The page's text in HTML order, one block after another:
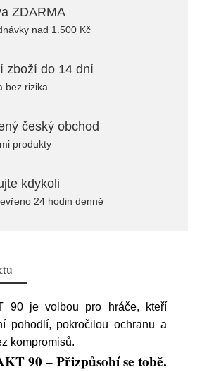
ZDARMA
nad 1.500 Kč
zboží do 14 dní
bez rizika
český obchod
produkty
kdykoli
24 hodin denně
90 je volbou pro hráče, kteří
pohodlí, pokročilou ochranu a
kompromisů.
90 – Přizpůsobí se tobě.